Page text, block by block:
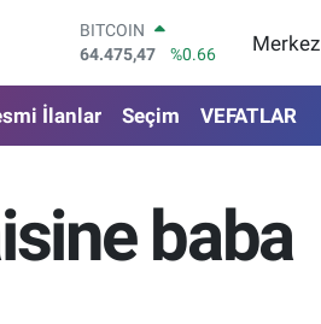
DOLAR
47,5971
%0.05
55,1336
%0.18
STERLİN
64,2534
%0.22
BİST100
13.703
%0
Merkez
İlanlar Seçim VEFATLAR
baba